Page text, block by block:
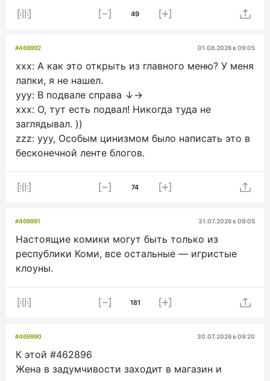
49
#469992 01.08.2026 в 09:05
xxx: А как это открыть из главного меню? У меня
лапки, я не нашел.
yyy: В подвале справа ↓→
xxx: О, тут есть подвал! Никогда туда не
заглядывал. ))
zzz: yyy, Особым цинизмом было написать это в
бесконечной ленте блогов.
74
#469991 31.07.2026 в 09:05
Настоящие комики могут быть только из
республики Коми, все остальные — игристые
клоуны.
181
#469990 30.07.2026 в 09:20
К этой #462896
Жена в задумчивости заходит в магазин и